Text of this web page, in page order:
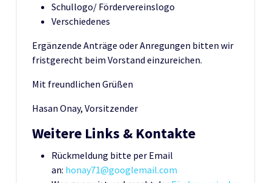
Schullogo/ Fördervereinslogo
Verschiedenes
Ergänzende Anträge oder Anregungen bitten wir
fristgerecht beim Vorstand einzureichen.
Mit freundlichen Grüßen
Hasan Onay, Vorsitzender
Weitere Links & Kontakte
Rückmeldung bitte per Email
an: honay71@googlemail.com